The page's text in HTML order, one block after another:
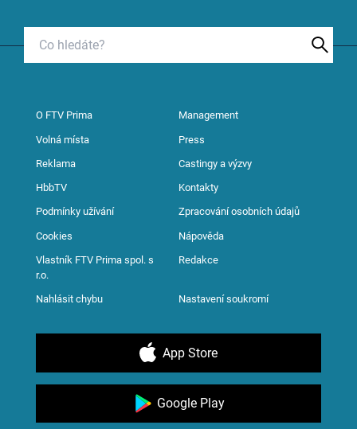
O FTV Prima Management
Volná místa Press
Reklama Castingy a výzvy
HbbTV Kontakty
Podmínky užívání Zpracování osobních údajů
Cookies Nápověda
Vlastník FTV Prima spol. s
r.o.
Redakce
Nahlásit chybu Nastavení soukromí
App Store
Google Play